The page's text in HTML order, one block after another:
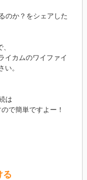
のか？をシェアした
イカムのワイファイ
い。
は
で簡単ですよー！
る